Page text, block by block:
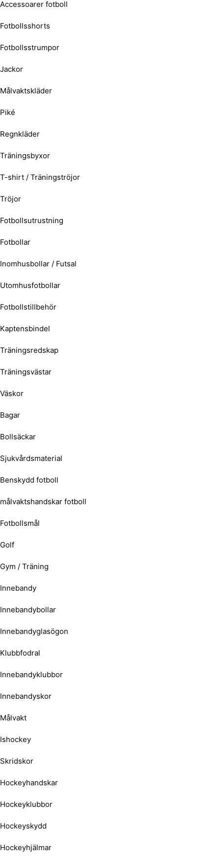
Accessoarer fotboll
Fotbollsshorts
Fotbollsstrumpor
Jackor
Målvaktskläder
Piké
Regnkläder
Träningsbyxor
T-shirt / Träningströjor
Tröjor
Fotbollsutrustning
Fotbollar
Inomhusbollar / Futsal
Utomhusfotbollar
Fotbollstillbehör
Kaptensbindel
Träningsredskap
Träningsvästar
Väskor
Bagar
Bollsäckar
Sjukvårdsmaterial
Benskydd fotboll
målvaktshandskar fotboll
Fotbollsmål
Golf
Gym / Träning
Innebandy
Innebandybollar
Innebandyglasögon
Klubbfodral
Innebandyklubbor
Innebandyskor
Målvakt
Ishockey
Skridskor
Hockeyhandskar
Hockeyklubbor
Hockeyskydd
Hockeyhjälmar